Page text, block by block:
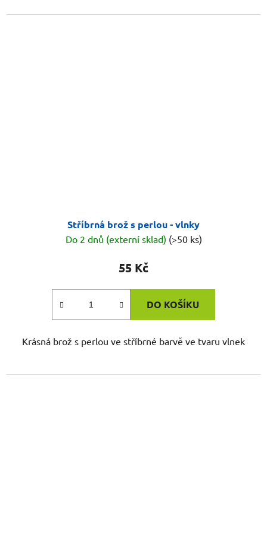
Stříbrná brož s perlou - vlnky
Do 2 dnů (externí sklad) (>50 ks)
55 Kč
DO KOŠÍKU
Krásná brož s perlou ve stříbrné barvě ve tvaru vlnek